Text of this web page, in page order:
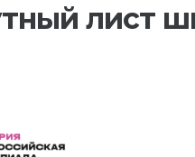
лист